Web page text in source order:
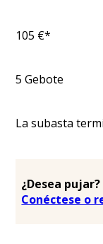
105 €*
5 Gebote
La subasta
¿Desea pujar?
Conéctese o